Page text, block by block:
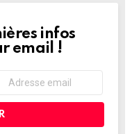
infos
email !